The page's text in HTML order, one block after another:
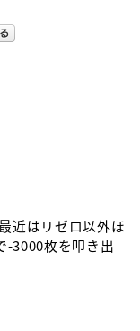
近はリゼロ以外ほ
-3000枚を叩き出